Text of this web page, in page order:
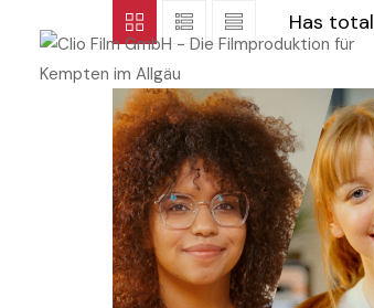
Has total